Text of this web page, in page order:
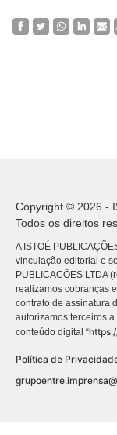
Copyright © 2026 -
Todos os direitos
A ISTOÉ
vinculação editorial e
PUBLICACÕES LTDA
realizamos cobranças
contrato de assinatura
autorizamos terceiros
conteúdo digital “
Política de